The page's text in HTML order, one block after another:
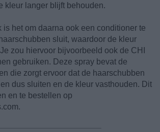
kleur langer blijft behouden.
is het om daarna ook een conditioner te
sluit, waardoor de kleur
zou hiervoor bijvoorbeeld ook de CHI
gebruiken. Deze spray bevat de
en die zorgt ervoor dat de haarschubben
dus sluiten en de kleur vasthouden. Dit
en te bestellen op